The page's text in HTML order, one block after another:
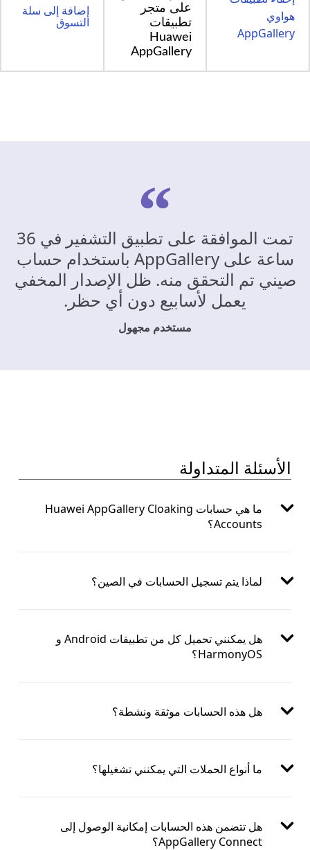
هواوي
AppGallery
على متجر
تطبيقات
Huawei
AppGallery
إضافة إلى سلة
التسوق
تمت الموافقة على تطبيق التشفير في 36
ساعة على AppGallery باستخدام حساب
صيني تم التحقق منه. ظل الإصدار المخفي
يعمل لأسابيع دون أي حظر.
مستخدم مجهول
الأسئلة المتداولة
ما هي حسابات Huawei AppGallery Cloaking
Accounts؟
لماذا يتم تسجيل الحسابات في الصين؟
هل يمكنني تحميل كل من تطبيقات Android و
HarmonyOS؟
هل هذه الحسابات موثقة ونشطة؟
ما أنواع الحملات التي يمكنني تشغيلها؟
هل تتضمن هذه الحسابات إمكانية الوصول إلى
AppGallery Connect؟